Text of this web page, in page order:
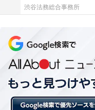
そんなときは、ひと
せ、浮気に気付かな
間と空間を提供する
ても結果としてあなた
いです。
渋谷法務総合事務所